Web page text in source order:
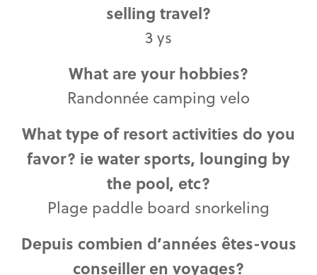
selling travel?
3 ys
What are your hobbies?
Randonnée camping velo
What type of resort activities do you
favor? ie water sports, lounging by
the pool, etc?
Plage paddle board snorkeling
Depuis combien d’années êtes-vous
conseiller en voyages?